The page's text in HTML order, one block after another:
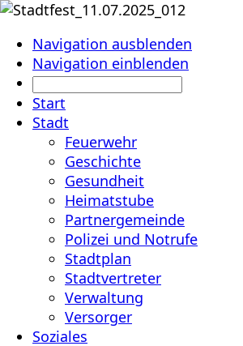
Navigation ausblenden
Navigation einblenden
Start
Stadt
Feuerwehr
Geschichte
Gesundheit
Heimatstube
Partnergemeinde
Polizei und Notrufe
Stadtplan
Stadtvertreter
Verwaltung
Versorger
Soziales